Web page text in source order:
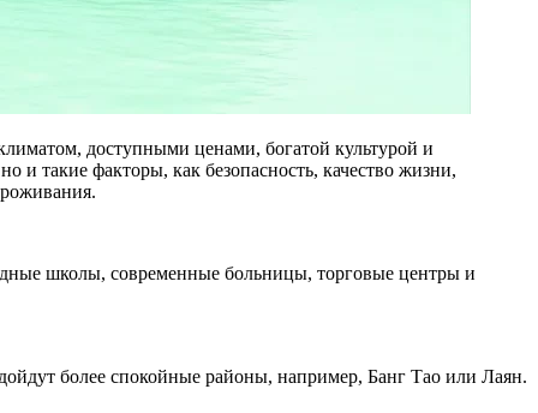
доступными ценами, богатой культурой и
такие факторы, как безопасность, качество жизни,
школы, современные больницы, торговые центры и
более спокойные районы, например, Банг Тао или Лаян.